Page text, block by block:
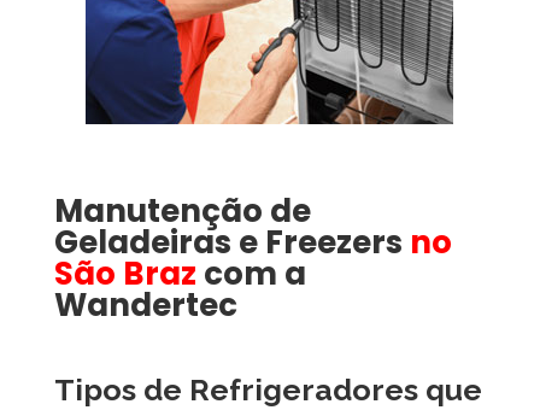
Manutenção de
Geladeiras e Freezers no
São Braz com a
Wandertec
Tipos de Refrigeradores que